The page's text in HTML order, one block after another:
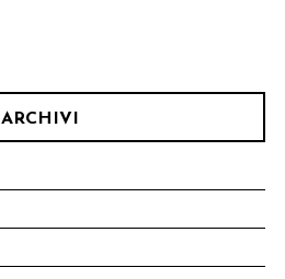
ARCHIVI